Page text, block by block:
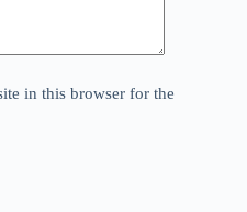
in this browser for the